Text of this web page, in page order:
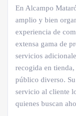
En Alcampo
amplio y bien
experiencia de
extensa gama de
servicios
recogida en tienda,
público diverso.
servicio al cliente
quienes buscan